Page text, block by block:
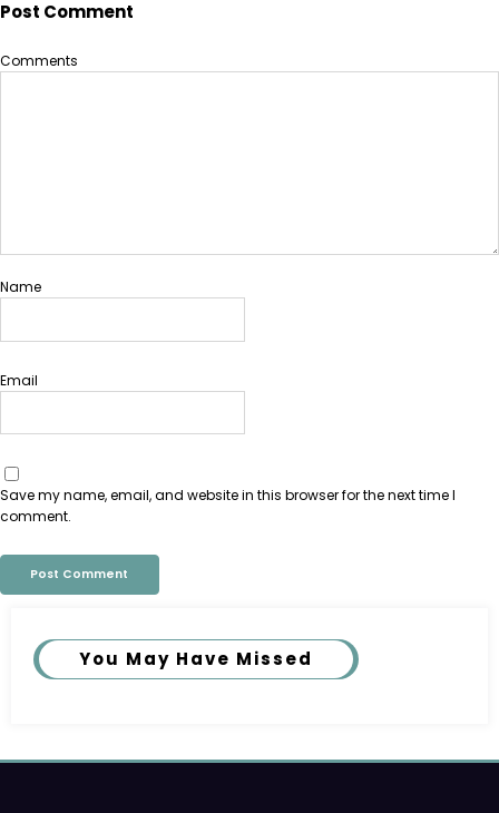
Post Comment
Comments
Name
Email
Save my name, email, and website in this browser for the next time I
comment.
You May Have Missed